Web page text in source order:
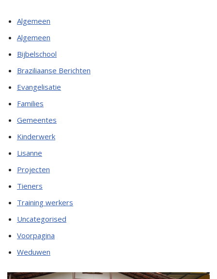
Algemeen
Algemeen
Bijbelschool
Braziliaanse Berichten
Evangelisatie
Families
Gemeentes
Kinderwerk
Lisanne
Projecten
Tieners
Training werkers
Uncategorised
Voorpagina
Weduwen